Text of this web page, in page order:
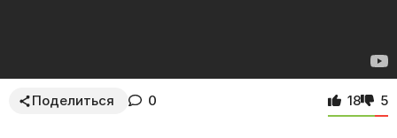
Поделиться 0 18 5